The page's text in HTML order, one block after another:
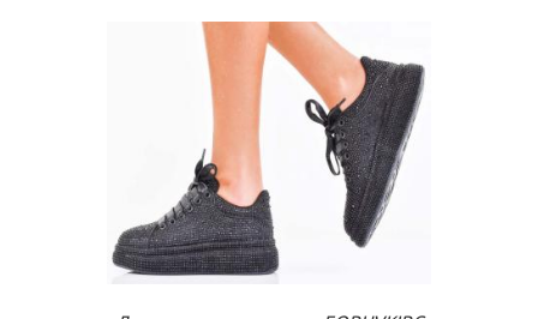
Виж повече